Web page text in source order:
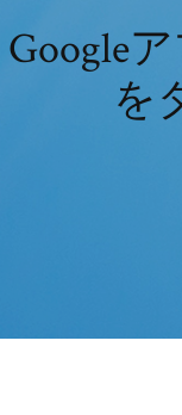
Google
を